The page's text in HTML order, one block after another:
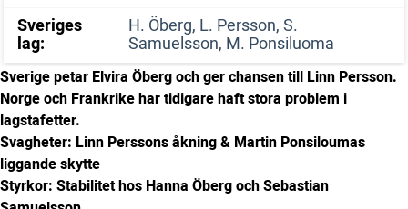
Sveriges
lag:
H. Öberg, L. Persson, S.
Samuelsson, M. Ponsiluoma
Sverige petar Elvira Öberg och ger chansen till Linn Persson.
Norge och Frankrike har tidigare haft stora problem i
lagstafetter.
Svagheter: Linn Perssons åkning & Martin Ponsiloumas
liggande skytte
Styrkor: Stabilitet hos Hanna Öberg och Sebastian